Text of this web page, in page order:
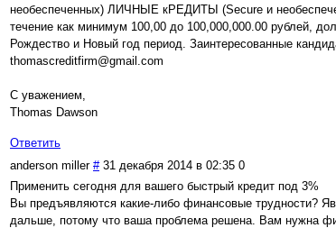
необеспеченных) ЛИЧНЫЕ кРЕДИТЫ (Secure и
течение как минимум 100,00 до 100,000,000.00 рублей,
Рождество и Новый год период. Заинтересованные
thomascreditfirm@gmail.com
С уважением,
Thomas Dawson
Ответить
anderson miller # 31 декабря 2014 в 02:35 0
Применить сегодня для вашего быстрый кредит под 3%
Вы предъявляются какие-либо финансовые трудности?
дальше, потому что ваша проблема решена. Вам нужна